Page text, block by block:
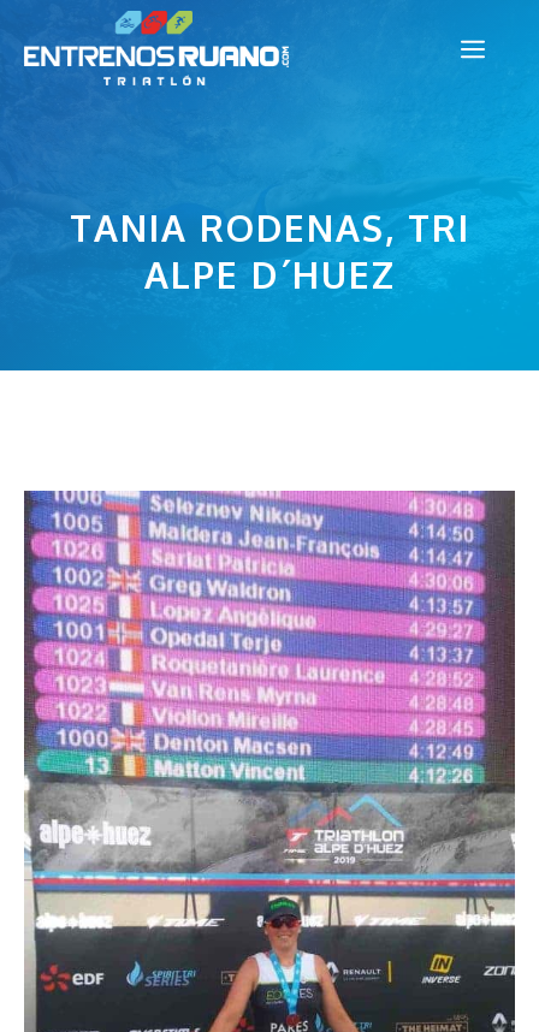
TANIA RODENAS, TRI
ALPE D´HUEZ